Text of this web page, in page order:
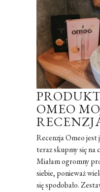
OMEO
Recenzja Omeo
teraz skupmy się na
Miałam ogromny
siebie, ponieważ
się spodobało.